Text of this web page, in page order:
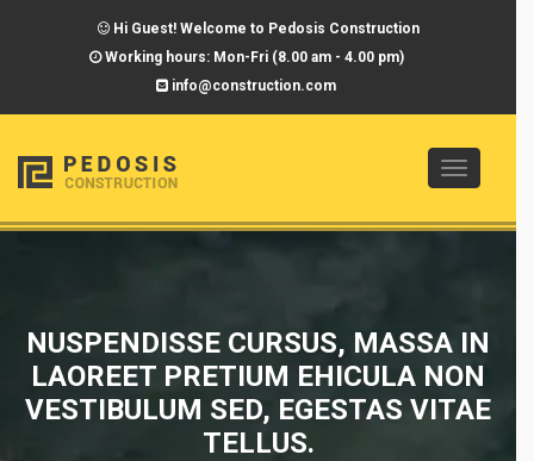
Hi Guest! Welcome to Pedosis Construction
Working hours: Mon-Fri (8.00 am - 4.00 pm)
info@construction.com
Toggle
NUSPENDISSE CURSUS, MASSA IN
LAOREET PRETIUM EHICULA NON
VESTIBULUM SED, EGESTAS VITAE
TELLUS.